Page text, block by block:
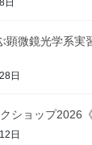
顕微鏡光学系
日
ショップ2026《
日